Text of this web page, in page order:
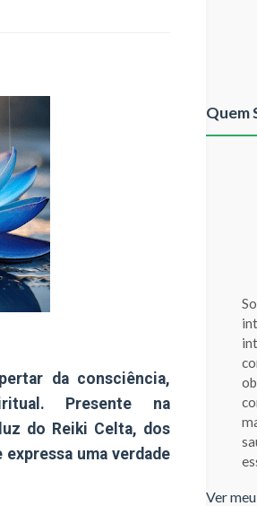
da consciência,
Presente na
do Reiki Celta, dos
expressa uma verdade
Quem
Ver